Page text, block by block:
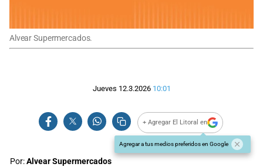
Alvear Supermercados.
Jueves 12.3.2026 10:01
+ Agregar El Litoral en
Agregar a tus medios preferidos en Google
Por:Alvear Supermercados